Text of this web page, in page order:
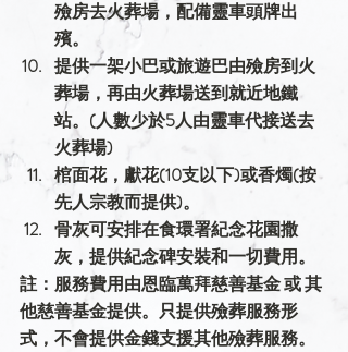
殮房去火葬場，配備靈車頭牌出
殯。
提供一架小巴或旅遊巴由殮房到火
葬場，再由火葬場送到就近地鐵
站。(人數少於5人由靈車代接送去
火葬場)
棺面花，獻花(10支以下)或香燭(按
先人宗教而提供)。
骨灰可安排在食環署紀念花園撒
灰，提供紀念碑安裝和一切費用。
註：服務費用由恩臨萬拜慈善基金 或 其
他慈善基金提供。只提供殮葬服務形
式，不會提供金錢支援其他殮葬服務。